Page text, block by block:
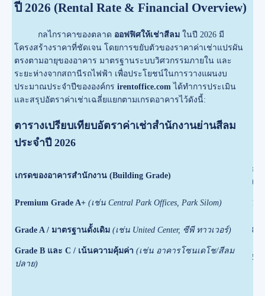
ปี 2026 (Rental Rate & Financial Overview)
กลไกราคาของตลาด ออฟฟิศให้เช่าสีลม ในปี 2026 มี
โครงสร้างราคาที่ชัดเจน โดยการขยับตัวของราคาค่าเช่าแปรผัน
ตรงตามอายุของอาคาร มาตรฐานระบบวิศวกรรมภายใน และ
ระยะห่างจากสถานีรถไฟฟ้า เพื่อประโยชน์ในการวางแผนงบ
ประมาณประจำปีขององค์กรirentoffice.com ได้ทำการประเมิน
และสรุปอัตราค่าเช่าเฉลี่ยแยกตามเกรดอาคารไว้ดังนี้:
ตารางเปรียบเทียบอัตราค่าเช่าสำนักงานย่านสีลม
ประจำปี 2026
เกรดของอาคารสำนักงาน (Building Grade)
อัต
เดื
Premium Grade A+ (เช่น Central Park Offices, Park Silom)
Grade A / มาตรฐานดั้งเดิม (เช่น United Center, ซีพี ทาวเวอร์)
Grade B และ C / เน้นความคุ้มค่า (เช่น อาคารโซนเดโช/สีลม
ปลาย)